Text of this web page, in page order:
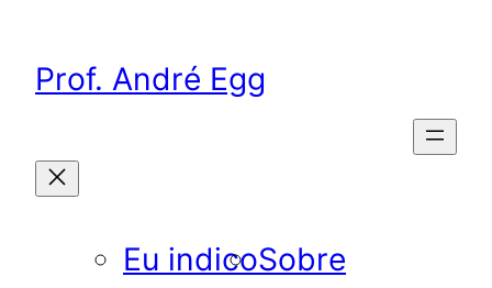
Prof. André Egg
Eu indicoSobre